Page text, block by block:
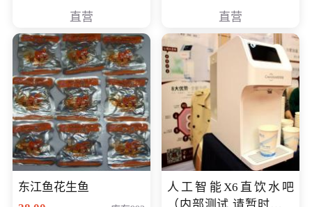
直营 直营
东江鱼花生鱼
人工智能X6直饮水吧